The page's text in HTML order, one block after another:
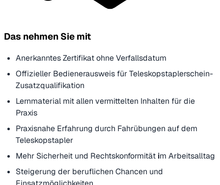
Das nehmen Sie mit
Anerkanntes Zertifikat ohne Verfallsdatum
Offizieller Bedienerausweis für Teleskopstaplerschein-
Zusatzqualifikation
Lernmaterial mit allen vermittelten Inhalten für die
Praxis
Praxisnahe Erfahrung durch Fahrübungen auf dem
Teleskopstapler
Mehr Sicherheit und Rechtskonformität im Arbeitsalltag
Steigerung der beruflichen Chancen und